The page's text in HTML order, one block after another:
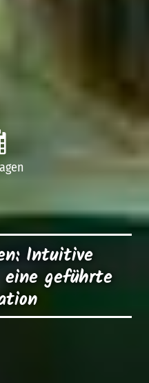
Intuitive
geführte